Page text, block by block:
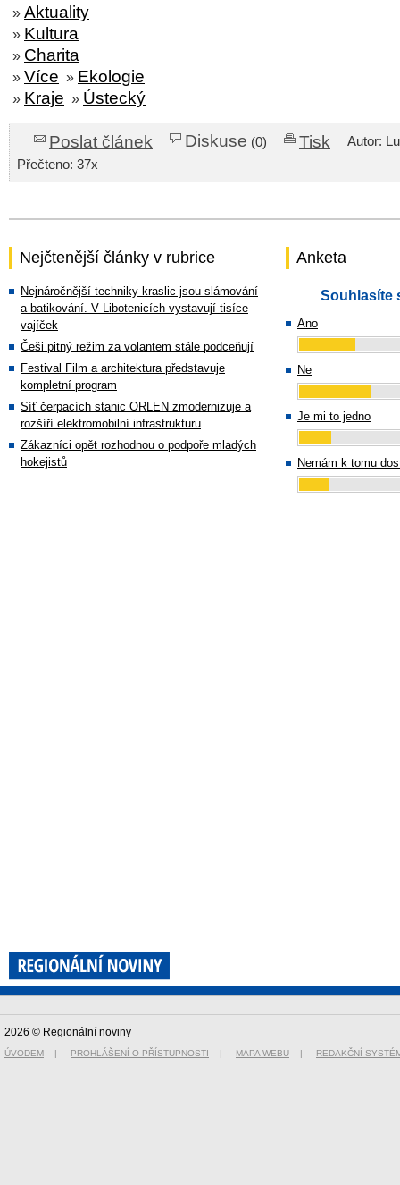
» Aktuality
» Kultura
» Charita
» Více » Ekologie
» Kraje » Ústecký
Poslat článek Diskuse (0) Tisk
Autor:
Přečteno: 37x
Nejčtenější články v rubrice
Nejnáročnější techniky kraslic jsou slámování
a batikování. V Libotenicích vystavují tisíce
vajíček
Češi pitný režim za volantem stále podceňují
Festival Film a architektura představuje
kompletní program
Síť čerpacích stanic ORLEN zmodernizuje a
rozšíří elektromobilní infrastrukturu
Zákazníci opět rozhodnou o podpoře mladých
hokejistů
Anketa
Souhlasíte
Ano
Ne
Je mi to jedno
Nemám k tomu
2026 © Regionální noviny
ÚVODEM | PROHLÁŠENÍ O PŘÍSTUPNOSTI | MAPA WEBU | REDAKČNÍ